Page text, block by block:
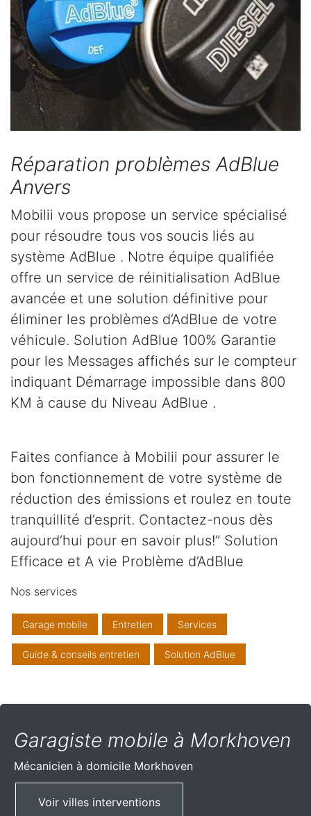
Réparation problèmes AdBlue
Anvers
Mobilii vous propose un service spécialisé
pour résoudre tous vos soucis liés au
système AdBlue . Notre équipe qualifiée
offre un service de réinitialisation AdBlue
avancée et une solution définitive pour
éliminer les problèmes d’AdBlue de votre
véhicule. Solution AdBlue 100% Garantie
pour les Messages affichés sur le compteur
indiquant Démarrage impossible dans 800
KM à cause du Niveau AdBlue .
Faites confiance à Mobilii pour assurer le
bon fonctionnement de votre système de
réduction des émissions et roulez en toute
tranquillité d’esprit. Contactez-nous dès
aujourd’hui pour en savoir plus!” Solution
Efficace et A vie Problème d’AdBlue
Nos services
Garage mobile Entretien Services
Guide & conseils entretien Solution AdBlue
Garagiste mobile à Morkhoven
Mécanicien à domicile Morkhoven
Voir villes interventions